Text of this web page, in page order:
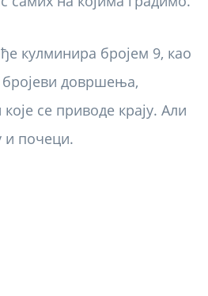
кулминира бројем 9, као
бројеви довршења,
се приводе крају. Али
и почеци.